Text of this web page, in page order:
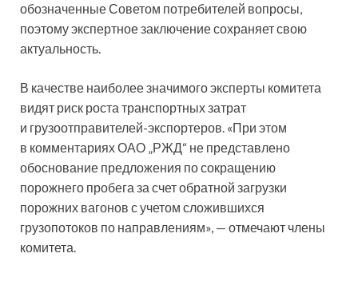
обозначенные Советом потребителей вопросы,
поэтому экспертное заключение сохраняет свою
актуальность.
В качестве наиболее значимого эксперты комитета
видят риск роста транспортных затрат
и грузоотправителей-экспортеров. «При этом
в комментариях ОАО „РЖД“ не представлено
обоснование предложения по сокращению
порожнего пробега за счет обратной загрузки
порожних вагонов с учетом сложившихся
грузопотоков по направлениям», — отмечают члены
комитета.